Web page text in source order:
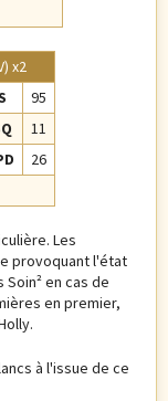
x2
95
11
26
Les
provoquant l'état
en cas de
en premier,
à l'issue de ce